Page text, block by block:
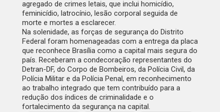
agregado de crimes letais, que inclui homicídio,
feminicídio, latrocínio, lesão corporal seguida de
morte e mortes a esclarecer.
Na solenidade, as forças de segurança do Distrito
Federal foram homenageadas com a entrega da placa
que reconhece Brasília como a capital mais segura do
país. Receberam a condecoração representantes do
Detran-DF, do Corpo de Bombeiros, da Polícia Civil, da
Polícia Militar e da Polícia Penal, em reconhecimento
ao trabalho integrado que tem contribuído para a
redução dos índices de criminalidade e o
fortalecimento da segurança na capital.